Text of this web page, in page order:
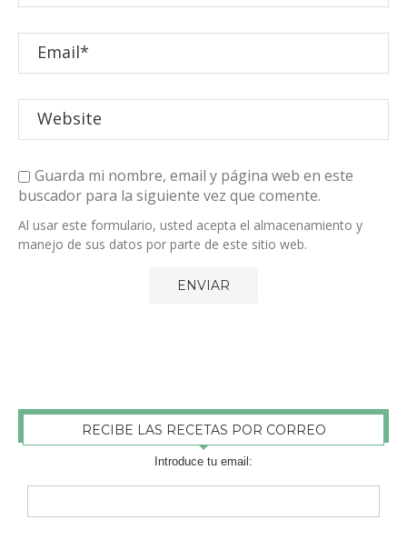
Guarda mi nombre, email y página web en este
buscador para la siguiente vez que comente.
Al usar este formulario, usted acepta el almacenamiento y
manejo de sus datos por parte de este sitio web.
RECIBE LAS RECETAS POR CORREO
Introduce tu email: